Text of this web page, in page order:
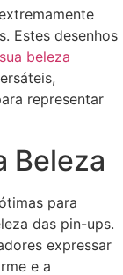
Estes desenhos
beleza
representar
Beleza
para
das pin-ups.
expressar
e a